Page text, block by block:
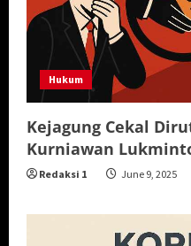
Hukum
Kejagung Cekal
Kurniawan
Redaksi 1 June 9, 2025